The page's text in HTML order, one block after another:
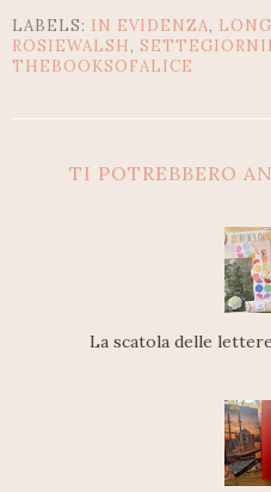
LABELS: IN EVIDENZA,
ROSIEWALSH,
THEBOOKSOFALICE
TI POTREBBERO
La scatola delle